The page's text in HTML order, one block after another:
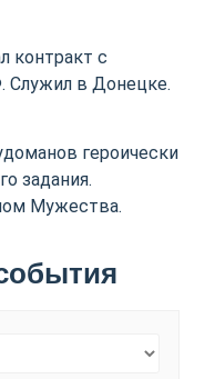
контракт с
в Донецке.
героически
задания.
Мужества.